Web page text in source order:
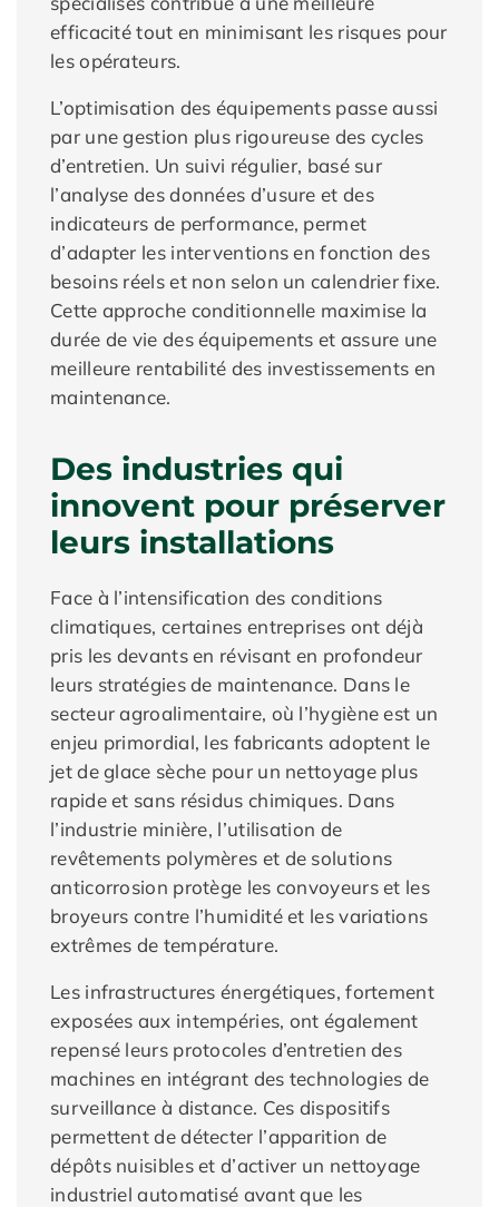
efficacité tout en minimisant les risques pour
les opérateurs.
L’optimisation des équipements passe aussi
par une gestion plus rigoureuse des cycles
d’entretien. Un suivi régulier, basé sur
l’analyse des données d’usure et des
indicateurs de performance, permet
d’adapter les interventions en fonction des
besoins réels et non selon un calendrier fixe.
Cette approche conditionnelle maximise la
durée de vie des équipements et assure une
meilleure rentabilité des investissements en
maintenance.
Des industries qui
innovent pour préserver
leurs installations
Face à l’intensification des conditions
climatiques, certaines entreprises ont déjà
pris les devants en révisant en profondeur
leurs stratégies de maintenance. Dans le
secteur agroalimentaire, où l’hygiène est un
enjeu primordial, les fabricants adoptent le
jet de glace sèche pour un nettoyage plus
rapide et sans résidus chimiques. Dans
l’industrie minière, l’utilisation de
revêtements polymères et de solutions
anticorrosion protège les convoyeurs et les
broyeurs contre l’humidité et les variations
extrêmes de température.
Les infrastructures énergétiques, fortement
exposées aux intempéries, ont également
repensé leurs protocoles d’entretien des
machines en intégrant des technologies de
surveillance à distance. Ces dispositifs
permettent de détecter l’apparition de
dépôts nuisibles et d’activer un nettoyage
industriel automatisé avant que les